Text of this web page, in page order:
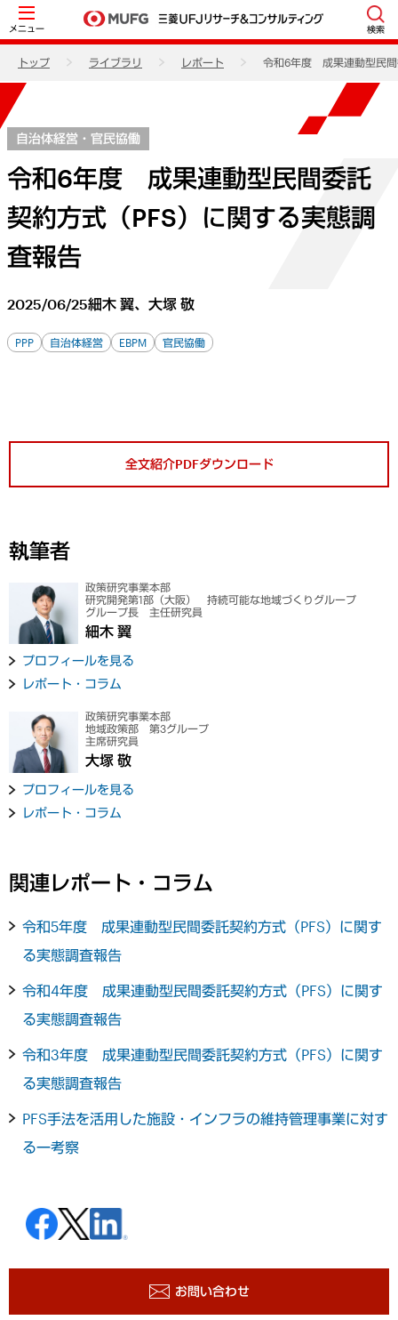
メニュー 検索
トップ ライブラリ レポート 令和6年度 成果連動型民間
自治体経営・官民協働
令和6年度 成果連動型民間委託
契約方式（PFS）に関する実態調
査報告
2025/06/25細木 翼、大塚 敬
PPP 自治体経営 EBPM 官民協働
全文紹介PDFダウンロード
執筆者
政策研究事業本部
研究開発第1部（大阪） 持続可能な地域づくりグループ
グループ長 主任研究員
細木 翼
プロフィールを見る
レポート・コラム
政策研究事業本部
地域政策部 第3グループ
主席研究員
大塚 敬
プロフィールを見る
レポート・コラム
関連レポート・コラム
令和5年度 成果連動型民間委託契約方式（PFS）に関す
る実態調査報告
令和4年度 成果連動型民間委託契約方式（PFS）に関す
る実態調査報告
令和3年度 成果連動型民間委託契約方式（PFS）に関す
る実態調査報告
PFS手法を活用した施設・インフラの維持管理事業に対す
る一考察
お問い合わせ